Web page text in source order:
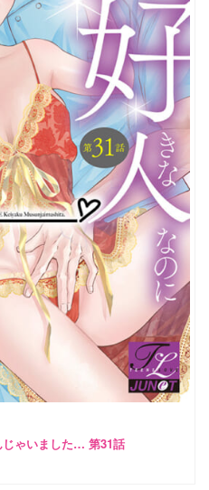
じゃいました… 第31話